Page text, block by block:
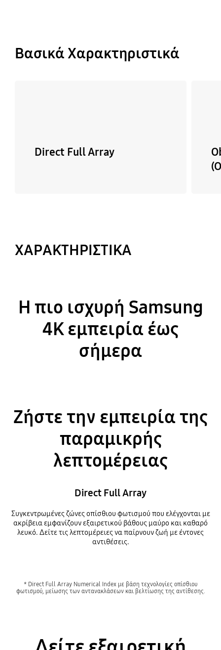
Βασικά Χαρακτηριστικά
Direct Full Array
ΧΑΡΑΚΤΗΡΙΣΤΙΚΑ
Η πιο ισχυρή Samsung
4K εμπειρία έως
σήμερα
Ζήστε την εμπειρία της
παραμικρής
λεπτομέρειας
Direct Full Array
Συγκεντρωμένες ζώνες οπίσθιου φωτισμού που ελέγχονται με
ακρίβεια εμφανίζουν εξαιρετικού βάθους μαύρο και καθαρό
λευκό. Δείτε τις λεπτομέρειες να παίρνουν ζωή με έντονες
αντιθέσεις.
* Direct Full Array Numerical Index με βάση τεχνολογίες οπίσθιου
φωτισμού, μείωσης των αντανακλάσεων και βελτίωσης της αντίθεσης.